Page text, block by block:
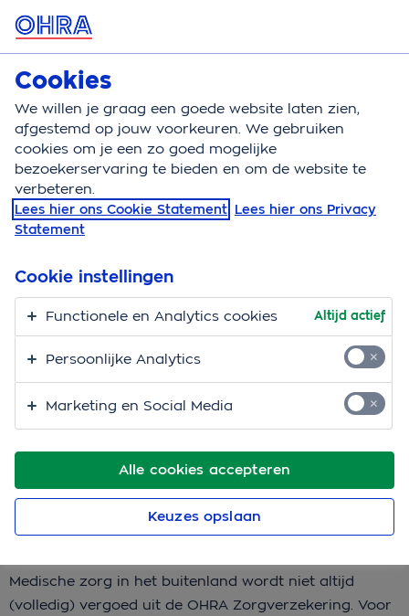
MENU
Zorgverzekering
Zorgverzekering Buitenland Wereldreis
Ik ga op wereldreis
Ga je op wereldreis of voor langere tijd backpacken in
Word je toch ziek, dan wil je niet voor verrassingen
komen te staan. Het is dan goed te weten wat je
vooraf moet regelen. En hoe het zit met
jouw
Ik blijf korter dan een jaar in
het buitenland
Blijf je korter dan een jaar in het buitenland? Dan
blijven jouw OHRA Zorgverzekering en je eventuele
aanvullende verzekeringen gewoon doorlopen. En je
blijft verzekerd voor de Wet langdurige zorg (Wlz).
Medische zorg in het buitenland wordt niet altijd
(volledig) vergoed uit de OHRA Zorgverzekering. Voor
Cookies
We willen je graag een goede website laten zien,
afgestemd op jouw voorkeuren. We gebruiken
cookies om je een zo goed mogelijke
bezoekerservaring te bieden en om de website te
verbeteren.
Lees hier ons Cookie Statement Lees hier ons Privacy
Statement
Alle cookies accepteren
Cookie instellingen
Functionele en Analytics cookies Altijd actief
Persoonlijke Analytics
Marketing en Social Media
Keuzes opslaan